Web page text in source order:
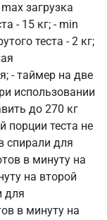
загрузка
- 15 кг; - min
теста - 2 кг;
- таймер на две
использовании
до 270 кг
порции теста не
спирали для
в минуту на
на второй
для
в минуту на